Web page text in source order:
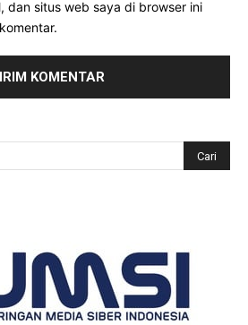
dan situs web saya di browser ini